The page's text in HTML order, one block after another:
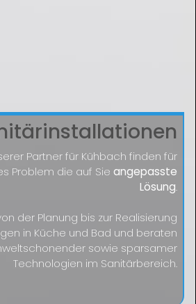
Partner für Kühbach finden für
Problem die auf Sieangepasste
Lösung.
der Planung bis zur Realisierung
in Küche und Bad und beraten
sowie sparsamer
Technologien im Sanitärbereich.